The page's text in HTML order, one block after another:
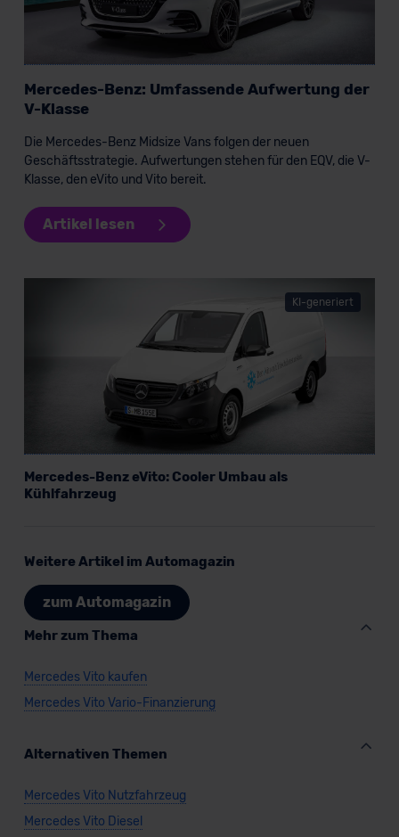
Mercedes-Benz: Umfassende Aufwertung der
V-Klasse
Die Mercedes-Benz Midsize Vans folgen der neuen
Geschäftsstrategie. Aufwertungen stehen für den EQV, die V-
Klasse, den eVito und Vito bereit.
Artikel lesen
KI-generiert
Mercedes-Benz eVito: Cooler Umbau als
Kühlfahrzeug
Weitere Artikel im Automagazin
zum Automagazin
Mehr zum Thema
Mercedes Vito kaufen
Mercedes Vito Vario-Finanzierung
Alternativen Themen
Mercedes Vito Nutzfahrzeug
Mercedes Vito Diesel